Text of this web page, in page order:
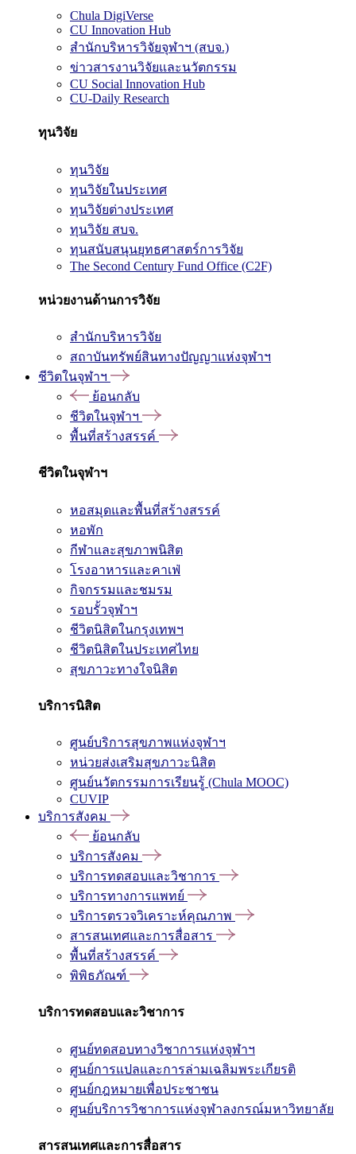
Chula DigiVerse
CU Innovation Hub
สำนักบริหารวิจัยจุฬาฯ (สบจ.)
ข่าวสารงานวิจัยและนวัตกรรม
CU Social Innovation Hub
CU-Daily Research
ทุนวิจัย
ทุนวิจัย
ทุนวิจัยในประเทศ
ทุนวิจัยต่างประเทศ
ทุนวิจัย สบจ.
ทุนสนับสนุนยุทธศาสตร์การวิจัย
The Second Century Fund Office (C2F)
หน่วยงานด้านการวิจัย
สำนักบริหารวิจัย
สถาบันทรัพย์สินทางปัญญาแห่งจุฬาฯ
ชีวิตในจุฬาฯ
ย้อนกลับ
ชีวิตในจุฬาฯ
พื้นที่สร้างสรรค์
ชีวิตในจุฬาฯ
หอสมุดและพื้นที่สร้างสรรค์
หอพัก
กีฬาและสุขภาพนิสิต
โรงอาหารและคาเฟ่
กิจกรรมและชมรม
รอบรั้วจุฬาฯ
ชีวิตนิสิตในกรุงเทพฯ
ชีวิตนิสิตในประเทศไทย
สุขภาวะทางใจนิสิต
บริการนิสิต
ศูนย์บริการสุขภาพแห่งจุฬาฯ
หน่วยส่งเสริมสุขภาวะนิสิต
ศูนย์นวัตกรรมการเรียนรู้ (Chula MOOC)
CUVIP
บริการสังคม
ย้อนกลับ
บริการสังคม
บริการทดสอบและวิชาการ
บริการทางการแพทย์
บริการตรวจวิเคราะห์คุณภาพ
สารสนเทศและการสื่อสาร
พื้นที่สร้างสรรค์
พิพิธภัณฑ์
บริการทดสอบและวิชาการ
ศูนย์ทดสอบทางวิชาการแห่งจุฬาฯ
ศูนย์การแปลและการล่ามเฉลิมพระเกียรติ
ศูนย์กฎหมายเพื่อประชาชน
ศูนย์บริการวิชาการแห่งจุฬาลงกรณ์มหาวิทยาลัย
สารสนเทศและการสื่อสาร